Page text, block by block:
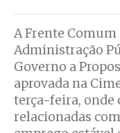
A Frente
Administração
Governo a
aprovada na
terça-feira, onde
relacionadas